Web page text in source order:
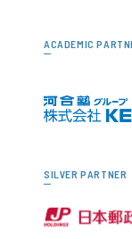
ACADEMIC
SILVER PARTNER